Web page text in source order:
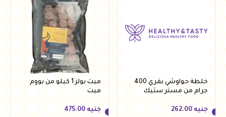
خلطة حواوشي بقري 400
جرام من مستر ستيك
جنيه 262.00
ميت بولز 1 كيلو من بووم
ميت
جنيه 475.00